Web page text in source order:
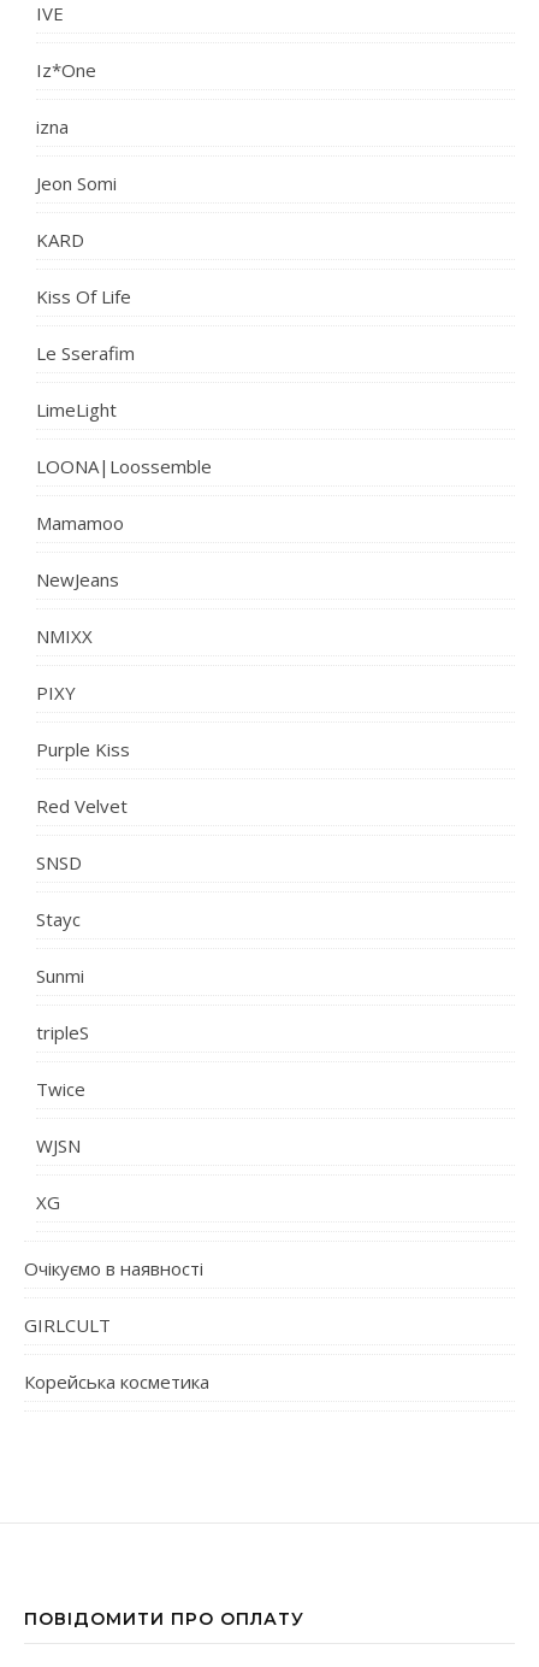
IVE
Iz*One
izna
Jeon Somi
KARD
Kiss Of Life
Le Sserafim
LimeLight
LOONA|Loossemble
Mamamoo
NewJeans
NMIXX
PIXY
Purple Kiss
Red Velvet
SNSD
Stayc
Sunmi
tripleS
Twice
WJSN
XG
Очікуємо в наявності
GIRLCULT
Корейська косметика
ПОВІДОМИТИ ПРО ОПЛАТУ